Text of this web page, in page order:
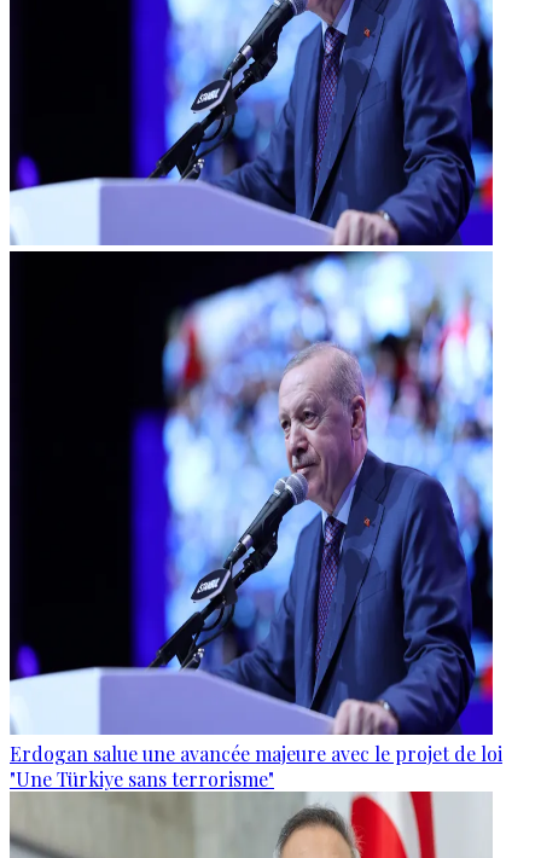
Erdogan salue une avancée majeure avec le projet de loi
"Une Türkiye sans terrorisme"